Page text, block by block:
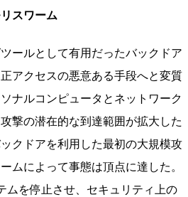
スワーム
ールとして有用だったバックドア
アクセスの悪意ある手段へと変質
ナルコンピュータとネットワーク
撃の潜在的な到達範囲が拡大した
クドアを利用した最初の大規模攻
ムによって事態は頂点に達した。
ムを停止させ、セキュリティ上の